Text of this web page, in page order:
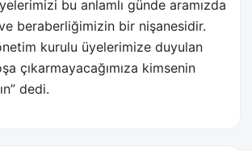
bu anlamlı günde aramızda
beraberliğimizin bir nişanesidir.
kurulu üyelerimize duyulan
çıkarmayacağımıza kimsenin
dedi.